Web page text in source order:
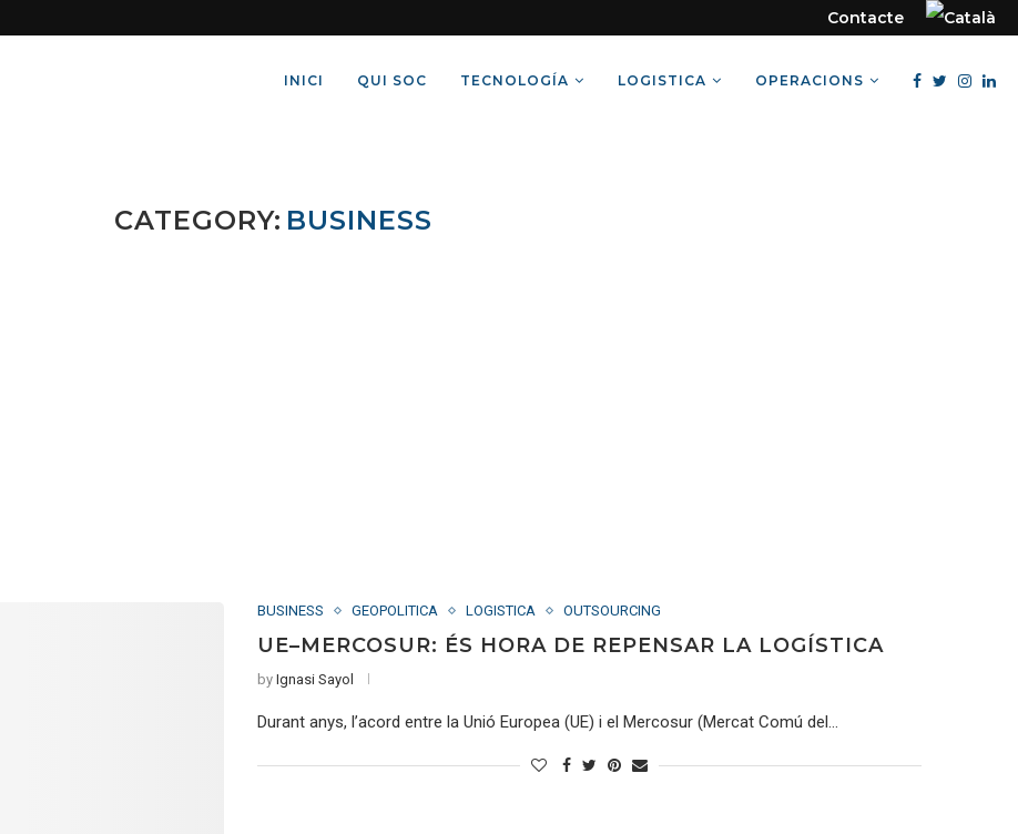
Contacte
INICI QUI SOC TECNOLOGÍA LOGISTICA OPERACIONS
CATEGORY: BUSINESS
BUSINESS GEOPOLITICA LOGISTICA OUTSOURCING
UE–MERCOSUR: ÉS HORA DE REPENSAR LA LOGÍSTICA
byIgnasi Sayol
Durant anys, l’acord entre la Unió Europea (UE) i el Mercosur (Mercat Comú del…